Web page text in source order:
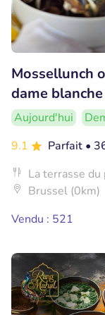
Mossellunch
dame
Aujourd'hui
9.1
Parfait •
La terrasse du
Brussel (0km)
Vendu : 521